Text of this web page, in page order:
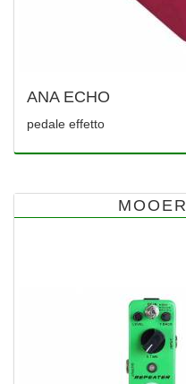
ANA ECHO
pedale effetto
MOOER